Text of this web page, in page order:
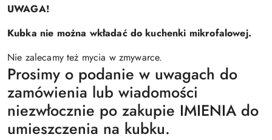
UWAGA!
Kubka nie można wkładać do kuchenki mikrofalowej.
Nie zalecamy też mycia w zmywarce.
Prosimy o podanie w uwagach do
zamówienia lub wiadomości
niezwłocznie po zakupie IMIENIA do
umieszczenia na kubku.